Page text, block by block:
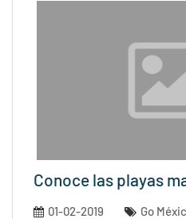
01-02-2019 Go